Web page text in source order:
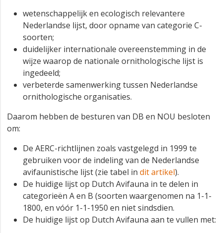
wetenschappelijk en ecologisch relevantere
Nederlandse lijst, door opname van categorie C-
soorten;
duidelijker internationale overeenstemming in de
wijze waarop de nationale ornithologische lijst is
ingedeeld;
verbeterde samenwerking tussen Nederlandse
ornithologische organisaties.
Daarom hebben de besturen van DB en NOU besloten
om:
De AERC-richtlijnen zoals vastgelegd in 1999 te
gebruiken voor de indeling van de Nederlandse
avifaunistische lijst (zie tabel in dit artikel).
De huidige lijst op Dutch Avifauna in te delen in
categorieën A en B (soorten waargenomen na 1-1-
1800, en vóór 1-1-1950 en niet sindsdien.
De huidige lijst op Dutch Avifauna aan te vullen met: